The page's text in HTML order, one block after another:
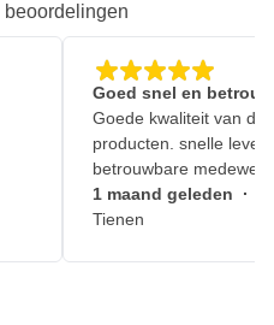
beoordelingen
Goed snel en
Goede kwaliteit van de
producten. snelle
betrouwbare
1 maand geleden ·
Tienen